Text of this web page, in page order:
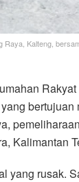
Kalteng,
Kalimantan
yang rusak.